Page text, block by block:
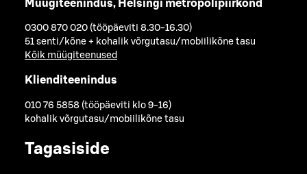
Müügiteenindus, Helsingi metropolipiirkond
0300 870 020 (tööpäeviti 8.30-16.30)
51 senti/kõne + kohalik võrgutasu/mobiilikõne tasu
Kõik müügiteenused
Klienditeenindus
010 76 5858 (tööpäeviti klo 9-16)
kohalik võrgutasu/mobiilikõne tasu
Tagasiside